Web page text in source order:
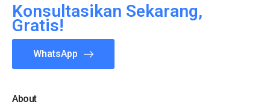
Konsultasikan Sekarang,
Gratis!
WhatsApp
About